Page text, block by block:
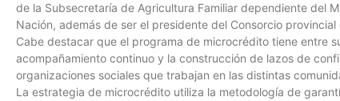
de la Subsecretaría de Agricultura Familiar dependiente del
Nación, además de ser el presidente del Consorcio provincial
Cabe destacar que el programa de microcrédito tiene entre
acompañamiento continuo y la construcción de lazos de
organizaciones sociales que trabajan en las distintas
La estrategia de microcrédito utiliza la metodología de